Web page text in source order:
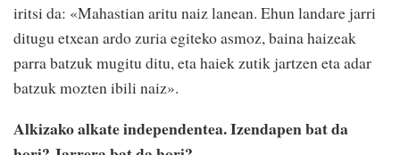
iritsi da: «Mahastian aritu naiz lanean. Ehun landare jarri
ditugu etxean ardo zuria egiteko asmoz, baina haizeak
parra batzuk mugitu ditu, eta haiek zutik jartzen eta adar
batzuk mozten ibili naiz».
Alkizako alkate independentea. Izendapen bat da